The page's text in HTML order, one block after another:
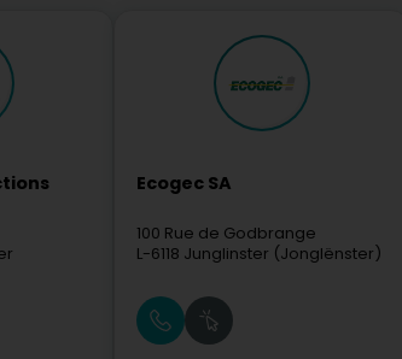
Ecogec SA
100 Rue de Godbrange
L-6118 Junglinster (Jonglënster)